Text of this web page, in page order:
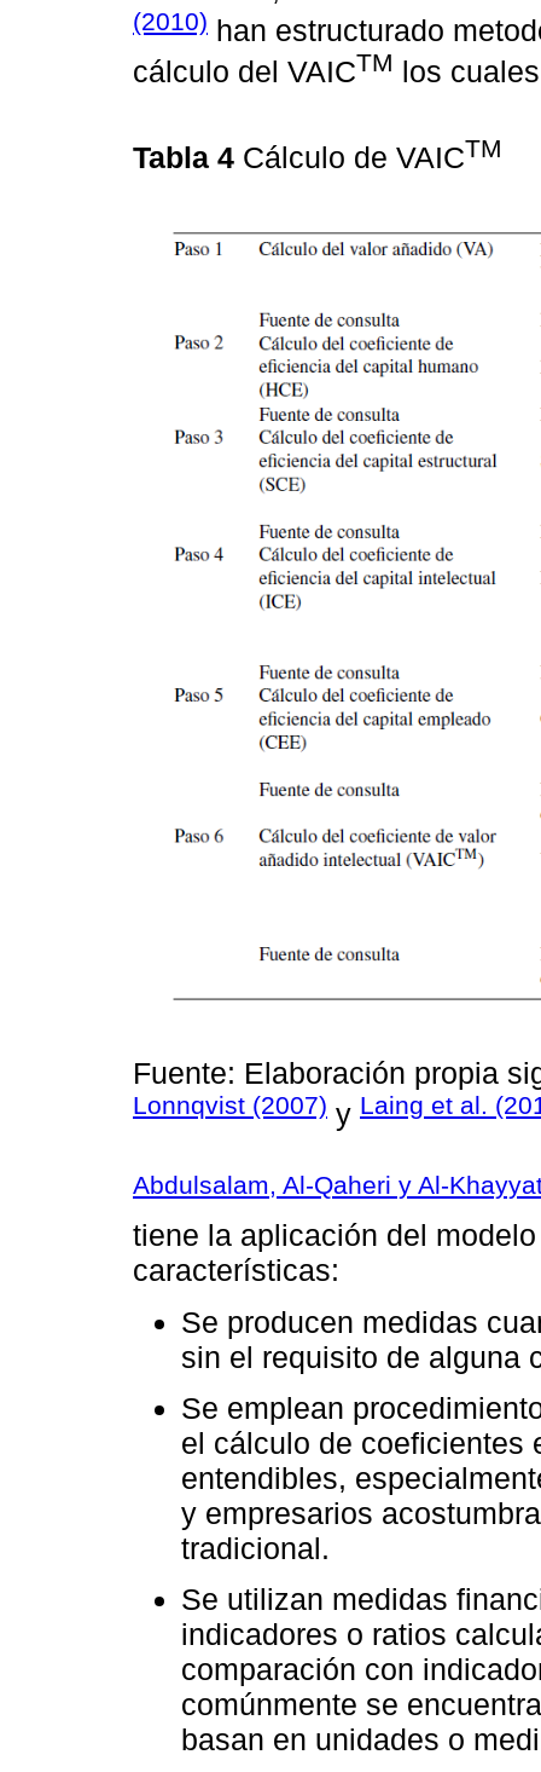
(2010) han estructurado
cálculo del VAICTM los
Tabla 4 Cálculo de VAICTM
Fuente: Elaboración propia
Lonnqvist (2007) y Laing et al.
Abdulsalam, Al-Qaheri y Al-
tiene la aplicación del
características:
Se producen medidas
sin el requisito de alguna
Se emplean
el cálculo de coeficientes
entendibles,
y empresarios
tradicional.
Se utilizan medidas
indicadores o ratios
comparación con
comúnmente se
basan en unidades o